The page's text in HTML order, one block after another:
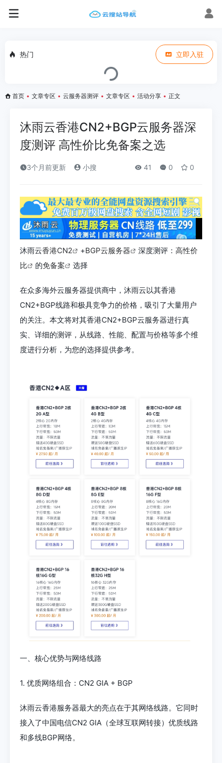
热门 立即入驻
首页 • 文章专区 • 云服务器测评 • 文章专区 • 活动分享 • 正文
沐雨云香港CN2+BGP云服务器深
度测评 高性价比免备案之选
3个月前更新 小搜 41 0 0
沐雨云香港CN2 +BGP云服务器 深度测评： 高性价
比
的免备案 选择
在众多海外云服务器提供商中，沐雨云以其香港
CN2+BGP线路和极具竞争力的价格，吸引了大量用户
的关注。本文将对其香港CN2+BGP云服务器进行真
实、详细的测评，从线路、性能、配置与价格等多个维
度进行分析，为您的选择提供参考。
一、核心优势与网络线路
1. 优质网络组合：CN2 GIA + BGP
沐雨云香港服务器最大的亮点在于其网络线路。它同时
接入了中国电信CN2 GIA（全球互联网转接）优质线路
和多线BGP网络。